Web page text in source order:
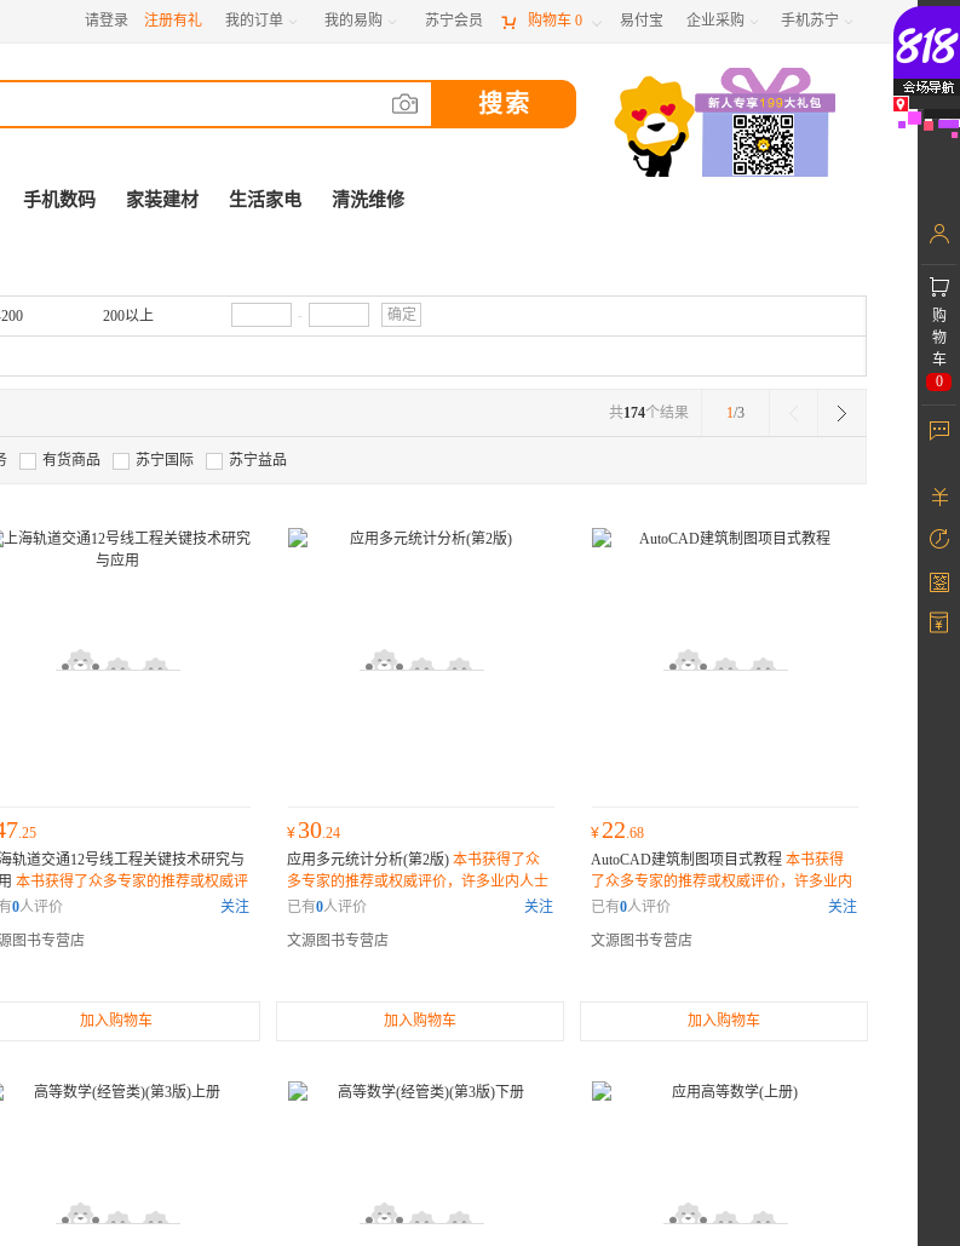
请登录 注册有礼 我的订单  我的易购  苏宁会员  购物车 0  易付宝 企业采购  手机苏宁 
手机数码 家装建材 生活家电 清洗维修
200以上 - 确定
1/3
共174个结果
有货商品 苏宁国际 苏宁益品
.25
轨道交通12号线工程关键技术研究与
本书获得了众多专家的推荐或权威评
许多业内人士和读者纷纷表示它是一
0人评价
关注
图书专营店
加入购物车
¥ 30.24
应用多元统计分析(第2版) 本书获得了众
多专家的推荐或权威评价，许多业内人士
和读者纷纷表示它是一部不可错过的佳
已有0人评价
关注
文源图书专营店
加入购物车
¥ 22.68
AutoCAD建筑制图项目式教程 本书获得
了众多专家的推荐或权威评价，许多业内
人士和读者纷纷表示它是一部不可错过的
已有0人评价
关注
文源图书专营店
加入购物车
购
物
车
0